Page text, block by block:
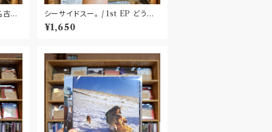
古
シーサイドスー。 / 1st EP どうか
健やかに！(CD)〝静岡県三島市〟
¥1,650